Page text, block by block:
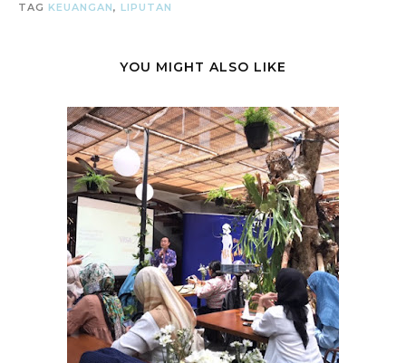
TAG KEUANGAN, LIPUTAN
YOU MIGHT ALSO LIKE